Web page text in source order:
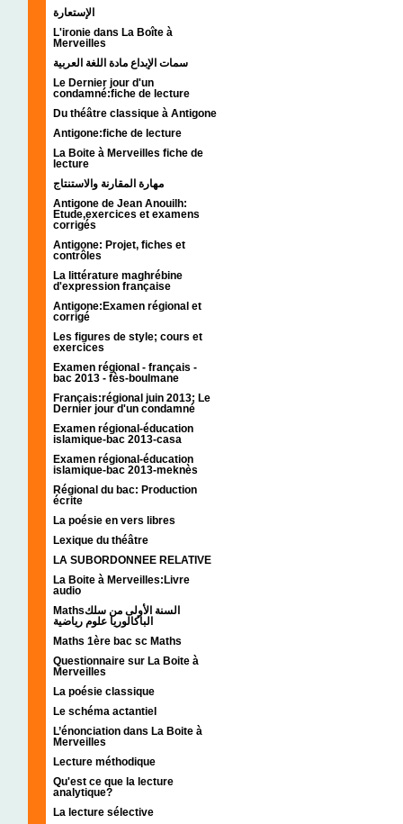
الإستعارة
L'ironie dans La Boîte à
Merveilles
سمات الإبداع مادة اللغة العربية
Le Dernier jour d'un
condamné:fiche de lecture
Du théâtre classique à Antigone
Antigone:fiche de lecture
La Boite à Merveilles fiche de
lecture
مهارة المقارنة والاستنتاج
Antigone de Jean Anouilh:
Etude,exercices et examens
corrigés
Antigone: Projet, fiches et
contrôles
La littérature maghrébine
d'expression française
Antigone:Examen régional et
corrigé
Les figures de style; cours et
exercices
Examen régional - français -
bac 2013 - fès-boulmane
Français:régional juin 2013; Le
Dernier jour d'un condamné
Examen régional-éducation
islamique-bac 2013-casa
Examen régional-éducation
islamique-bac 2013-meknès
Régional du bac: Production
écrite
La poésie en vers libres
Lexique du théâtre
LA SUBORDONNEE RELATIVE
La Boite à Merveilles:Livre
audio
Mathsالسنة الأولى من سلك
الباكالوريا علوم رياضية
Maths 1ère bac sc Maths
Questionnaire sur La Boite à
Merveilles
La poésie classique
Le schéma actantiel
L’énonciation dans La Boite à
Merveilles
Lecture méthodique
Qu'est ce que la lecture
analytique?
La lecture sélective